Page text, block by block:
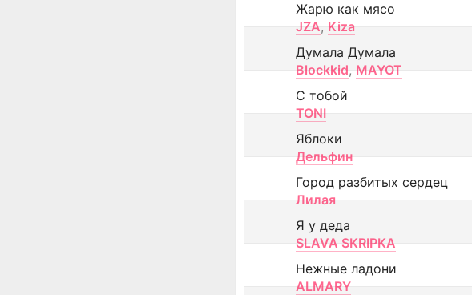
Жарю как мясо
JZA, Kiza
Думала Думала
Blockkid, MAYOT
С тобой
TONI
Яблоки
Дельфин
Город разбитых сердец
Лилая
Я у деда
SLAVA SKRIPKA
Нежные ладони
ALMARY